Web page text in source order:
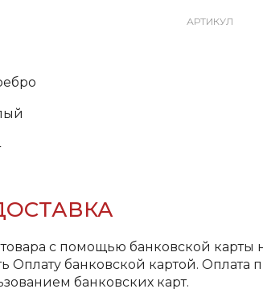
АРТИКУЛ
с помощью банковской карты
Оплату банковской картой. Оплата
банковских карт.